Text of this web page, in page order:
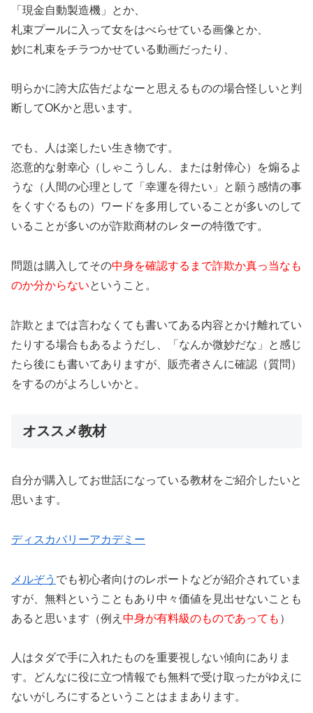
「現金自動製造機」とか、
札束プールに入って女をはべらせている画像とか、
妙に札束をチラつかせている動画だったり、
明らかに誇大広告だよなーと思えるものの場合怪しいと判
断してOKかと思います。
でも、人は楽したい生き物です。
恣意的な射幸心（しゃこうしん、または射倖心）を煽るよ
うな（人間の心理として「幸運を得たい」と願う感情の事
をくすぐるもの）ワードを多用していることが多いのして
いることが多いのが詐欺商材のレターの特徴です。
問題は購入してその中身を確認するまで詐欺か真っ当なも
のか分からないということ。
詐欺とまでは言わなくても書いてある内容とかけ離れてい
たりする場合もあるようだし、「なんか微妙だな」と感じ
たら後にも書いてありますが、販売者さんに確認（質問）
をするのがよろしいかと。
オススメ教材
自分が購入してお世話になっている教材をご紹介したいと
思います。
ディスカバリーアカデミー
メルぞう でも初心者向けのレポートなどが紹介されていま
すが、無料ということもあり中々価値を見出せないことも
あると思います（例え 中身が有料級のものであっても ）
人はタダで手に入れたものを重要視しない傾向にありま
す。どんなに役に立つ情報でも無料で受け取ったがゆえに
ないがしろにするということはままあります。